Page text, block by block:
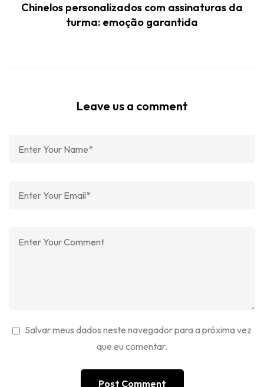
Chinelos personalizados com assinaturas da
turma: emoção garantida
Leave us a comment
Salvar meus dados neste navegador para a próxima vez
que eu comentar.